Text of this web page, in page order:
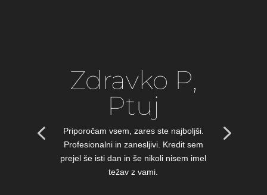
Zdravko P,
Ptuj
Priporočam vsem, zares ste najboljši.
Profesionalni in zanesljivi. Kredit sem
prejel še isti dan in še nikoli nisem imel
težav z vami.